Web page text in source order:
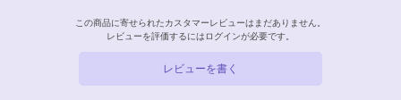
この商品に寄せられたカスタマーレビューはまだありません。
レビューを評価するには ログインが必要です。
レビューを書く